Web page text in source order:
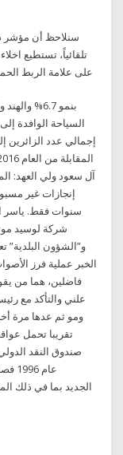
تلقائياً، تستطيع
على علامة الربط
آل سعود ولي العهد:
و”الشؤون البلدية”
الخبر عملية فرز
فاضلين، هما من
علني والتأكد مع
ومو ثم عدها مرة
تقريبا تحمل